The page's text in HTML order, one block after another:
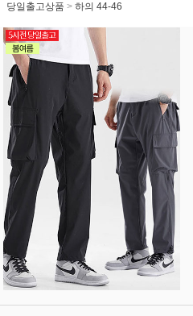
당일출고상품 > 하의 44-46